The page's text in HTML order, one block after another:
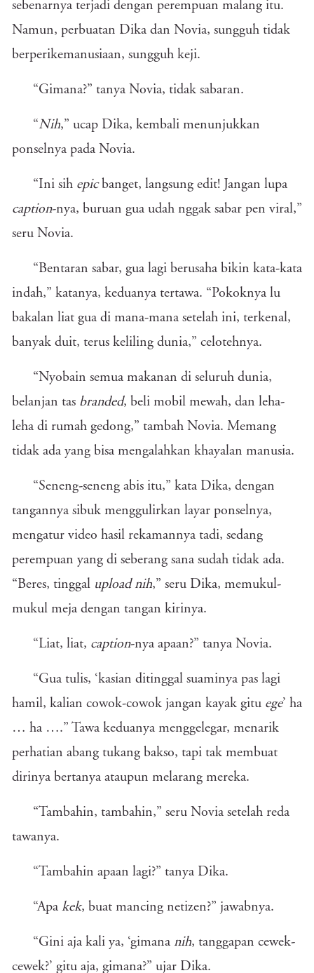
sebenarnya terjadi dengan perempuan malang itu.
Namun, perbuatan Dika dan Novia, sungguh tidak
berperikemanusiaan, sungguh keji.
“Gimana?” tanya Novia, tidak sabaran.
“Nih,” ucap Dika, kembali menunjukkan
ponselnya pada Novia.
“Ini sih epicbanget, langsung edit! Jangan lupa
caption-nya, buruan gua udah nggak sabar pen viral,”
seru Novia.
“Bentaran sabar, gua lagi berusaha bikin kata-kata
indah,” katanya, keduanya tertawa. “Pokoknya lu
bakalan liat gua di mana-mana setelah ini, terkenal,
banyak duit, terus keliling dunia,” celotehnya.
“Nyobain semua makanan di seluruh dunia,
belanjan tas branded, beli mobil mewah, dan leha-
leha di rumah gedong,” tambah Novia. Memang
tidak ada yang bisa mengalahkan khayalan manusia.
“Seneng-seneng abis itu,” kata Dika, dengan
tangannya sibuk menggulirkan layar ponselnya,
mengatur video hasil rekamannya tadi, sedang
perempuan yang di seberang sana sudah tidak ada.
“Beres, tinggal upload nih,” seru Dika, memukul-
mukul meja dengan tangan kirinya.
“Liat, liat, caption-nya apaan?” tanya Novia.
“Gua tulis, ‘kasian ditinggal suaminya pas lagi
hamil, kalian cowok-cowok jangan kayak gitu ege’ ha
… ha ….” Tawa keduanya menggelegar, menarik
perhatian abang tukang bakso, tapi tak membuat
dirinya bertanya ataupun melarang mereka.
“Tambahin, tambahin,” seru Novia setelah reda
tawanya.
“Tambahin apaan lagi?” tanya Dika.
“Apa kek, buat mancing netizen?” jawabnya.
“Gini aja kali ya, ‘gimana nih, tanggapan cewek-
cewek?’ gitu aja, gimana?” ujar Dika.